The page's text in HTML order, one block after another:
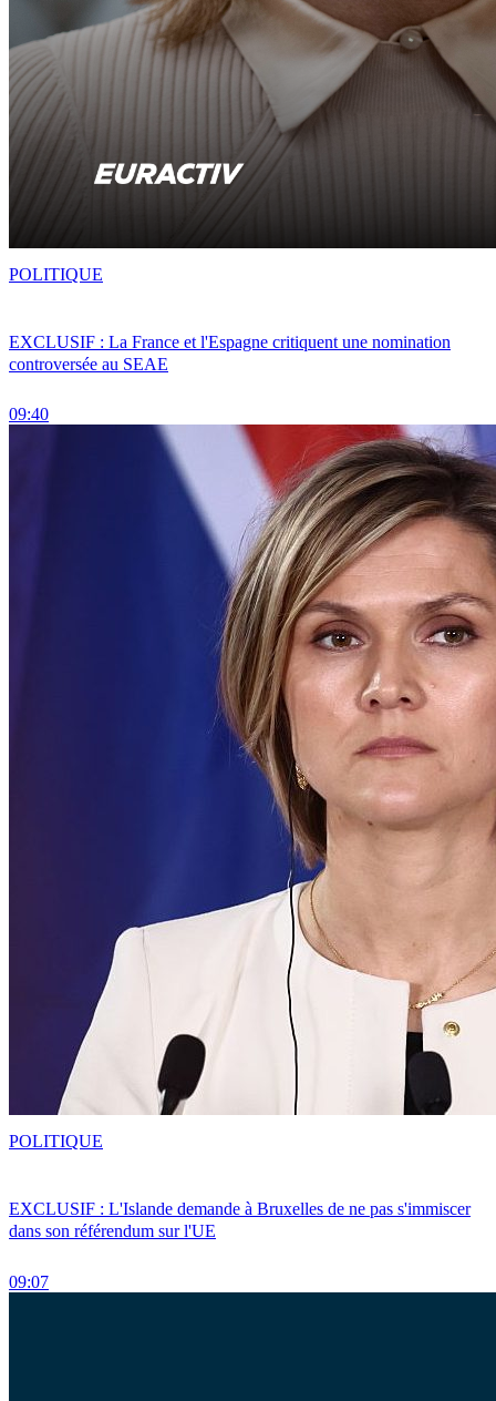
EXCLUSIF : La France et l'Espagne critiquent une nomination
controversée au SEAE
09:40
POLITIQUE
EXCLUSIF : L'Islande demande à Bruxelles de ne pas s'immiscer
dans son référendum sur l'UE
09:07
POLITIQUE